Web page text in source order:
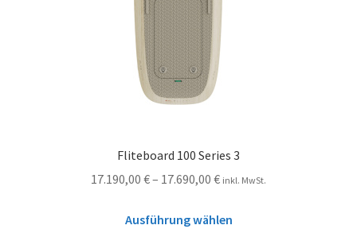
Fliteboard 100 Series 3
17.190,00 €– 17.690,00 € inkl. MwSt.
Ausführung wählen